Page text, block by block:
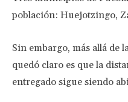
población: Huejotzingo,
Sin embargo, más allá de
quedó claro es que la
entregado sigue siendo